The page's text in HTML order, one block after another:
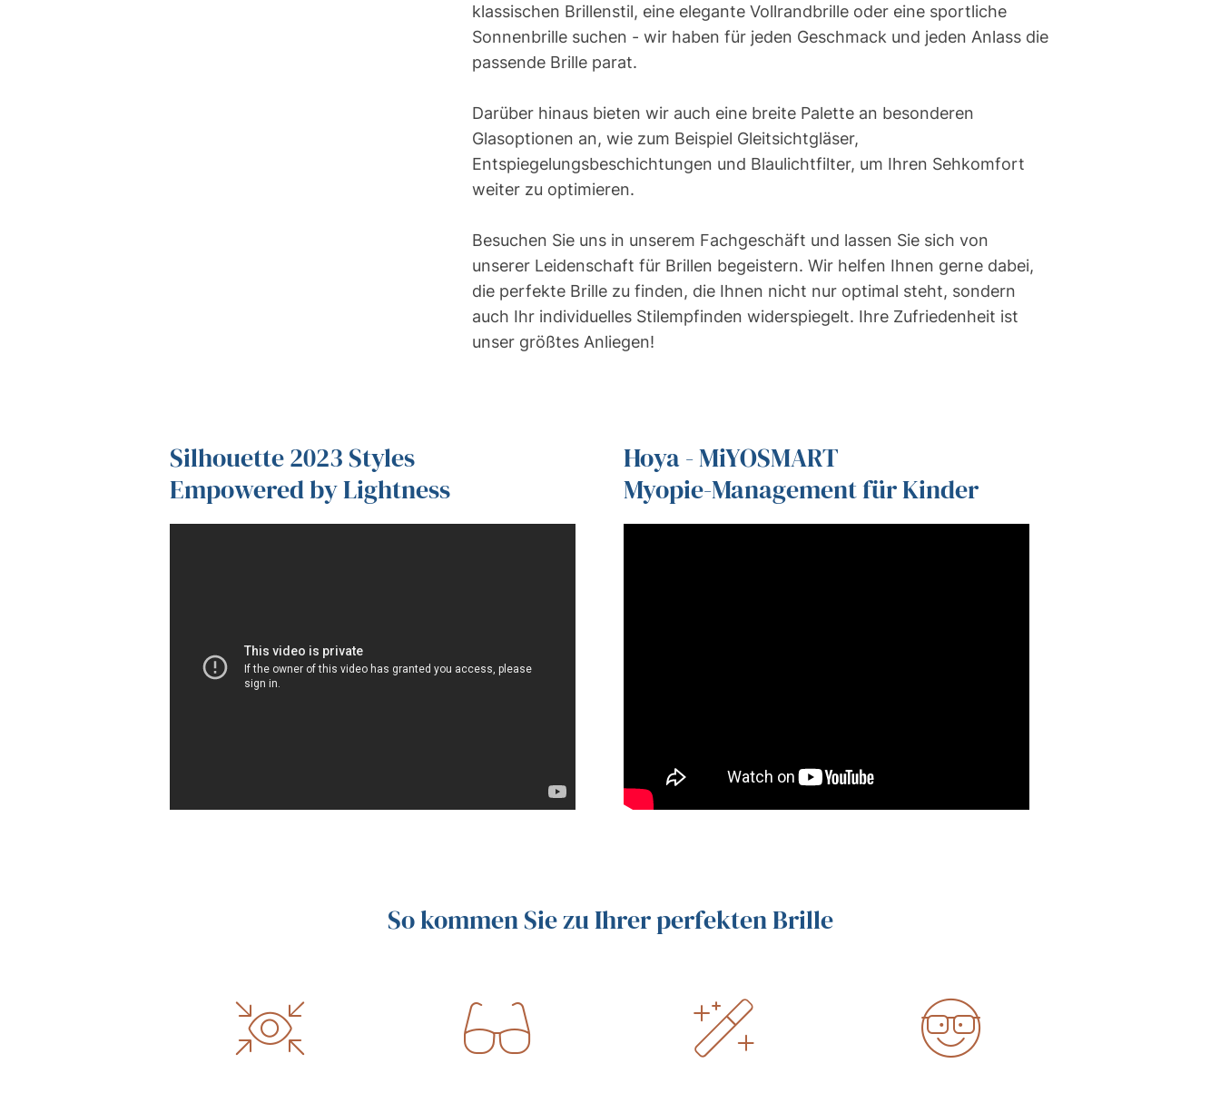
klassischen Brillenstil, eine elegante Vollrandbrille oder eine sportliche
Sonnenbrille suchen - wir haben für jeden Geschmack und jeden Anlass die
passende Brille parat.
Darüber hinaus bieten wir auch eine breite Palette an besonderen
Glasoptionen an, wie zum Beispiel Gleitsichtgläser,
Entspiegelungsbeschichtungen und Blaulichtfilter, um Ihren Sehkomfort
weiter zu optimieren.
Besuchen Sie uns in unserem Fachgeschäft und lassen Sie sich von
unserer Leidenschaft für Brillen begeistern. Wir helfen Ihnen gerne dabei,
die perfekte Brille zu finden, die Ihnen nicht nur optimal steht, sondern
auch Ihr individuelles Stilempfinden widerspiegelt. Ihre Zufriedenheit ist
unser größtes Anliegen!
Silhouette 2023 Styles
Empowered by Lightness
Hoya - MiYOSMART
Myopie-Management für Kinder
So kommen Sie zu Ihrer perfekten Brille